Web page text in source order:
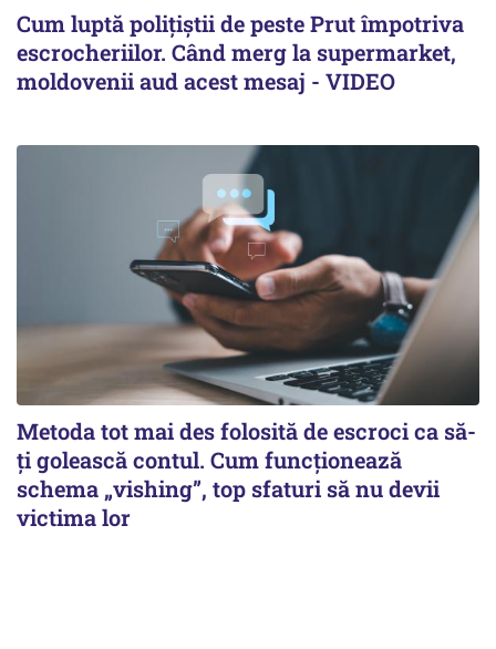
Cum luptă polițiștii de peste Prut împotriva
escrocheriilor. Când merg la supermarket,
moldovenii aud acest mesaj - VIDEO
Metoda tot mai des folosită de escroci ca să-
ți golească contul. Cum funcționează
schema „vishing”, top sfaturi să nu devii
victima lor